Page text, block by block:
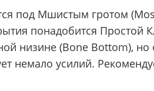
под Мшистым гротом
понадобится Простой
низине (Bone Bottom), но
немало усилий.